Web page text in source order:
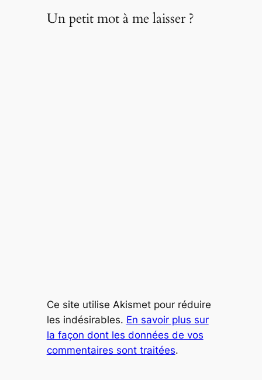
Un petit mot à me laisser ?
Ce site utilise Akismet pour réduire
les indésirables. En savoir plus sur
la façon dont les données de vos
commentaires sont traitées.